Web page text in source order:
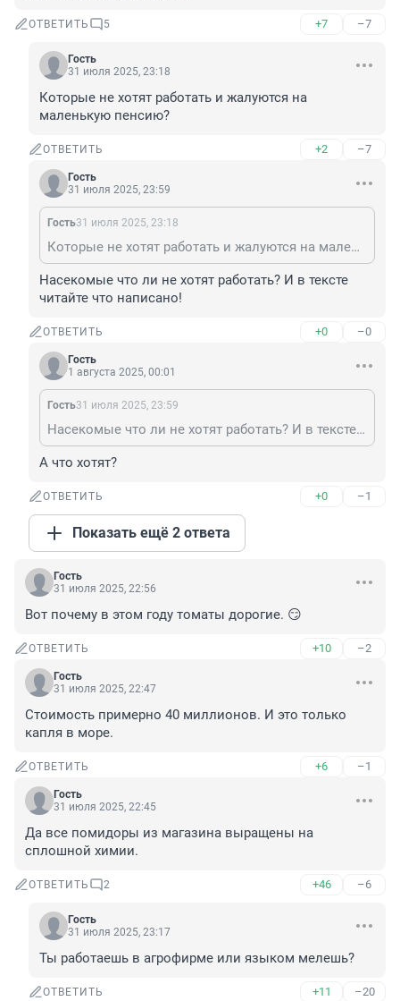
ОТВЕТИТЬ 5 +7 –7
Гость
31 июля 2025, 23:18
Которые не хотят работать и жалуются на
маленькую пенсию?
ОТВЕТИТЬ +2 –7
Гость
31 июля 2025, 23:59
Гость31 июля 2025, 23:18
Которые не хотят работать и жалуются на маленькую пенсию?
Насекомые что ли не хотят работать? И в тексте
читайте что написано!
ОТВЕТИТЬ +0 –0
Гость
1 августа 2025, 00:01
Гость31 июля 2025, 23:59
Насекомые что ли не хотят работать? И в тексте читайте что написано!
А что хотят?
ОТВЕТИТЬ +0 –1
Показать ещё 2 ответа
Гость
31 июля 2025, 22:56
Вот почему в этом году томаты дорогие. 😏
ОТВЕТИТЬ +10 –2
Гость
31 июля 2025, 22:47
Стоимость примерно 40 миллионов. И это только
капля в море.
ОТВЕТИТЬ +6 –1
Гость
31 июля 2025, 22:45
Да все помидоры из магазина выращены на
сплошной химии.
ОТВЕТИТЬ 2 +46 –6
Гость
31 июля 2025, 23:17
Ты работаешь в агрофирме или языком мелешь?
ОТВЕТИТЬ +11 –20